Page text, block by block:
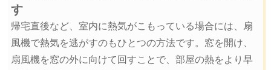
す
帰宅直後など、室内に熱気がこもっている場合には、扇
風機で熱気を逃がすのもひとつの方法です。窓を開け、
扇風機を窓の外に向けて回すことで、部屋の熱をより早